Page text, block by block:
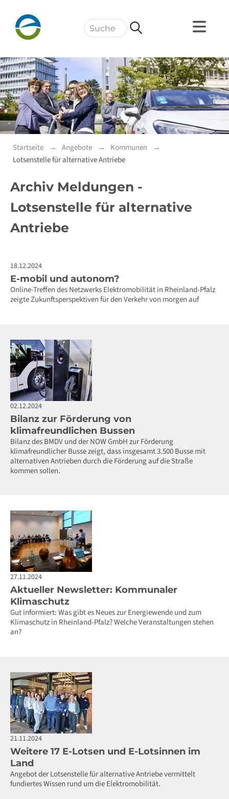
Navigation
Startseite Angebote
Kommunen
Lotsenstelle für alternative Antriebe
Archiv Meldungen -
Lotsenstelle für alternative
Antriebe
18.12.2024
E-mobil und autonom?
Online-Treffen des Netzwerks Elektromobilität in Rheinland-Pfalz
zeigte Zukunftsperspektiven für den Verkehr von morgen auf
02.12.2024
Bilanz zur Förderung von
klimafreundlichen Bussen
Bilanz des BMDV und der NOW GmbH zur Förderung
klimafreundlicher Busse zeigt, dass insgesamt 3.500 Busse mit
alternativen Antrieben durch die Förderung auf die Straße
kommen sollen.
27.11.2024
Aktueller Newsletter: Kommunaler
Klimaschutz
Gut informiert: Was gibt es Neues zur Energiewende und zum
Klimaschutz in Rheinland-Pfalz? Welche Veranstaltungen stehen
an?
21.11.2024
Weitere 17 E-Lotsen und E-Lotsinnen im
Land
Angebot der Lotsenstelle für alternative Antriebe vermittelt
fundiertes Wissen rund um die Elektromobilität.